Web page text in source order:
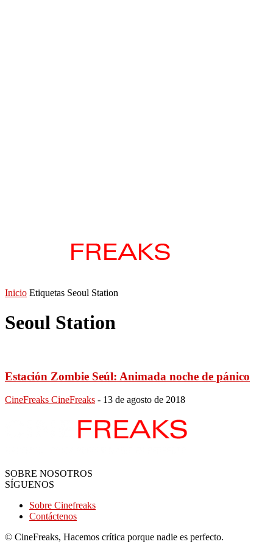
Inicio Etiquetas Seoul Station
Seoul Station
Estación Zombie Seúl: Animada noche de pánico
CineFreaks CineFreaks - 13 de agosto de 2018
SOBRE NOSOTROS
SÍGUENOS
Sobre Cinefreaks
Contáctenos
© CineFreaks, Hacemos crítica porque nadie es perfecto.